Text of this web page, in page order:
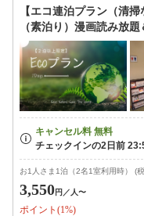
【エコ連泊プラン（清
（素泊り）漫画読み放
お1人さま1泊（2名1室利用時） (
3,550円 ／人〜
ポイント(1%)